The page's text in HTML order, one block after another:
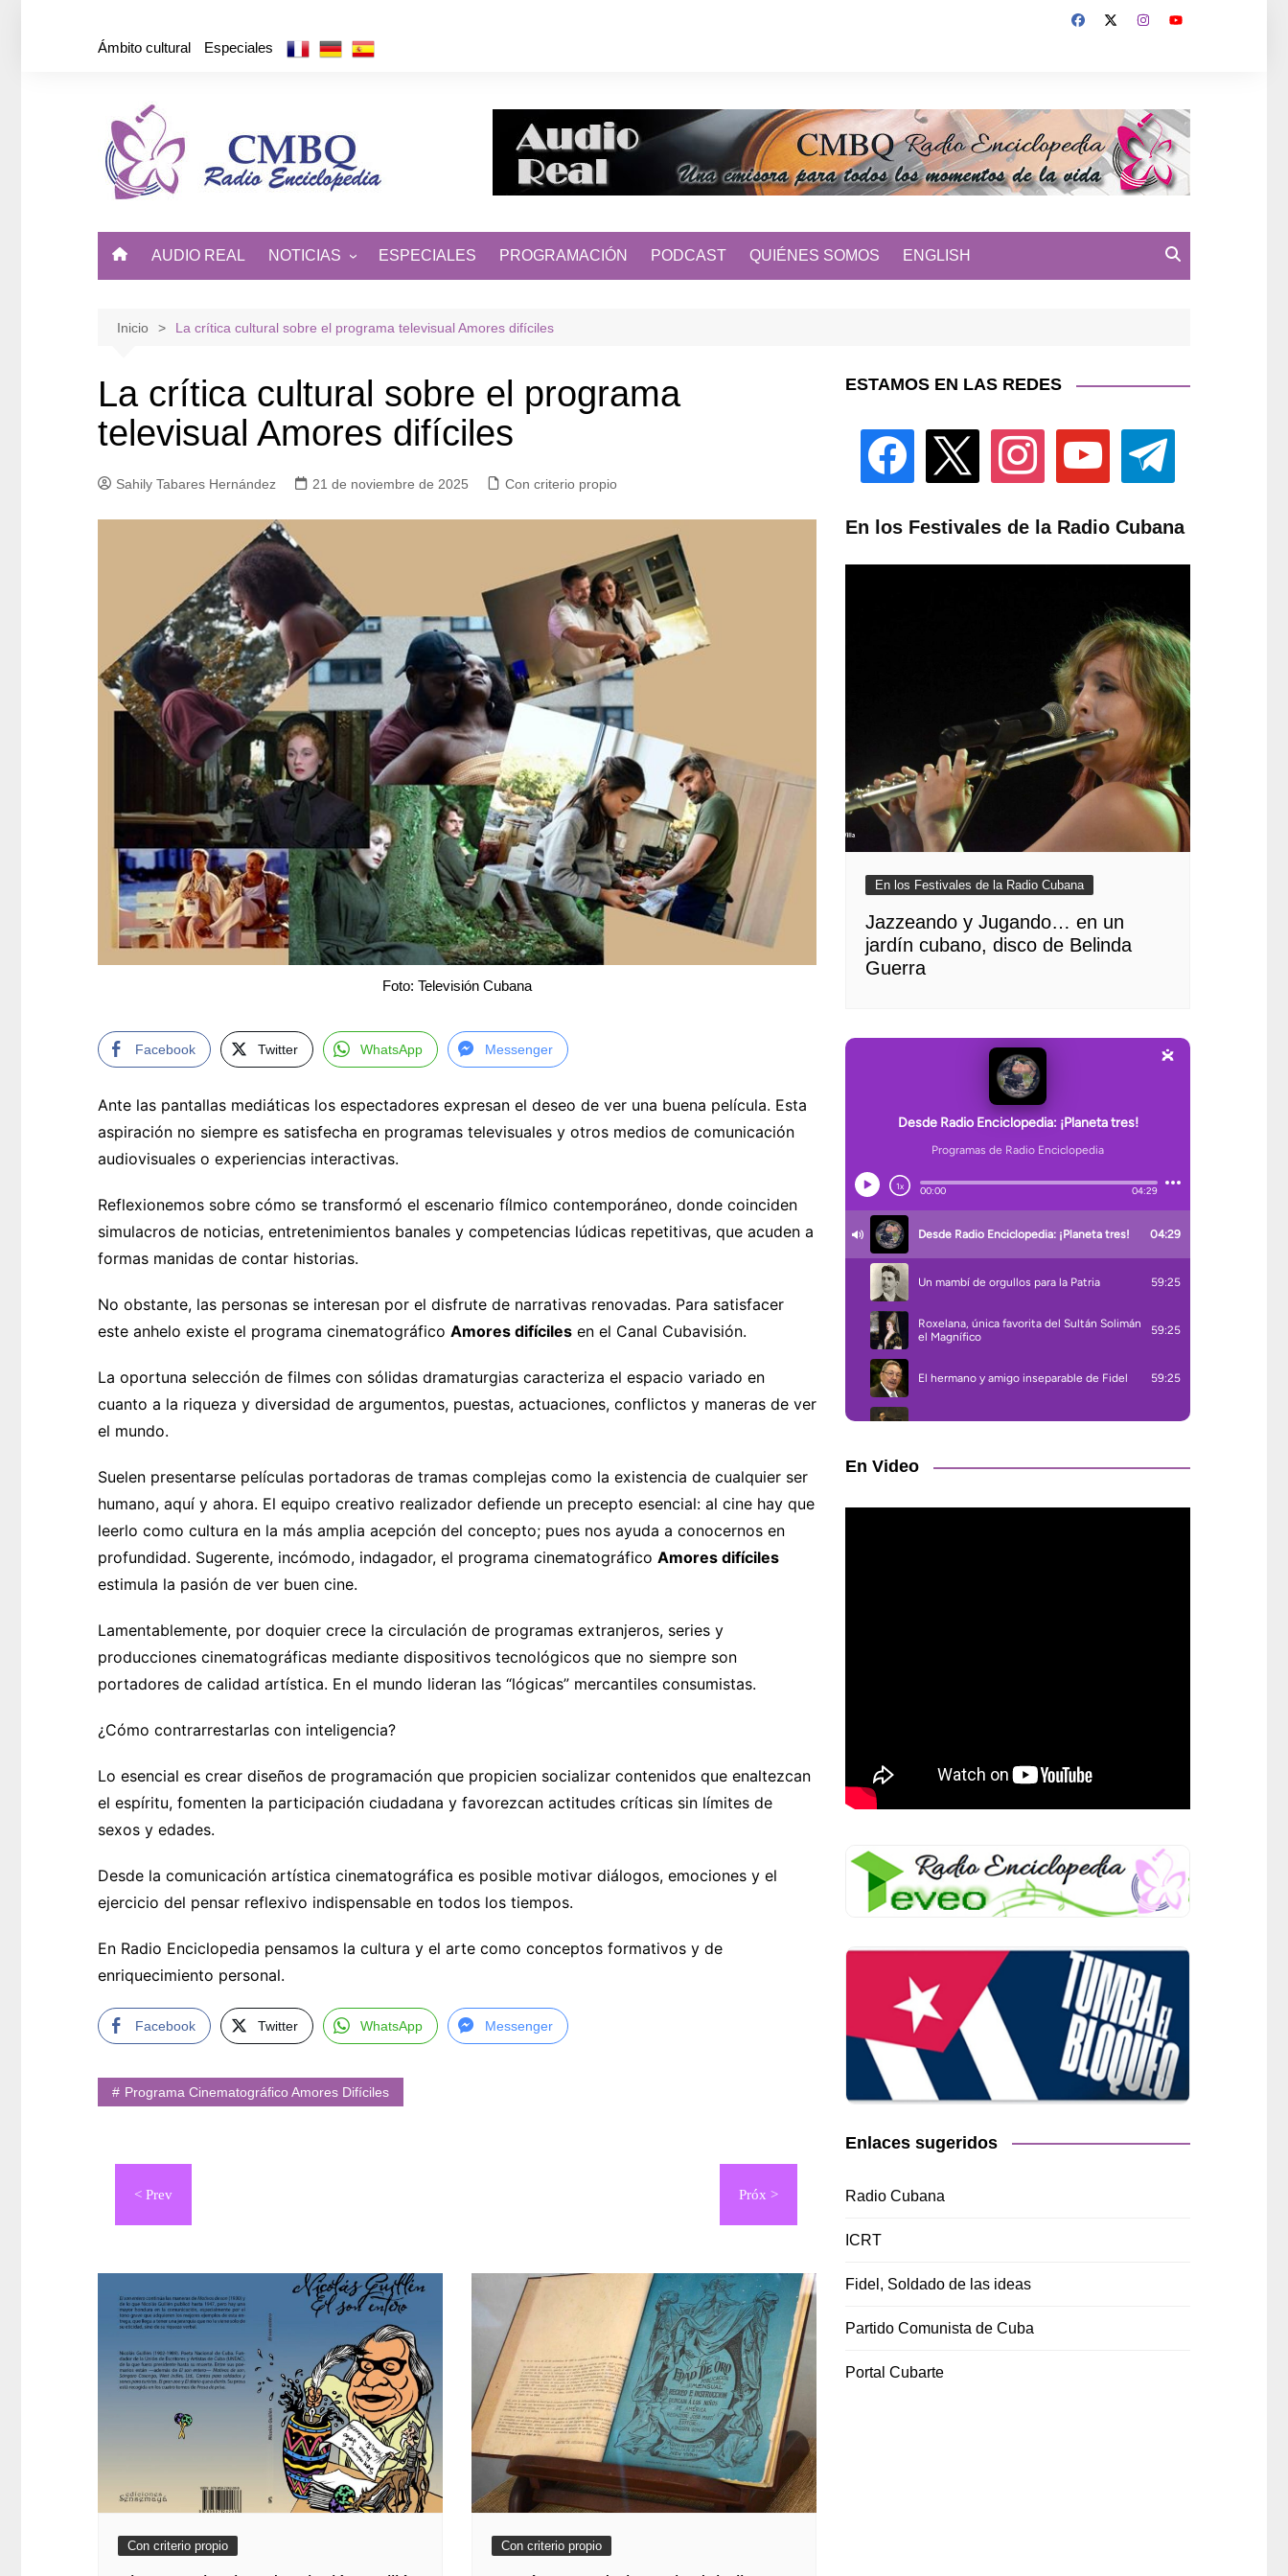
Ámbito cultural Especiales
AUDIO REAL NOTICIAS
DE CUBA Y EL MUNDO
ESPECIALES PROGRAMACIÓN PODCAST QUIÉNES SOMOS ENGLISH
Inicio La crítica cultural sobre el programa televisual Amores difíciles
La crítica cultural sobre el programa
televisual Amores difíciles
Sahily Tabares Hernández 21 de noviembre de 2025 Con criterio propio
Foto: Televisión Cubana
Facebook Twitter WhatsApp Messenger
Ante las pantallas mediáticas los espectadores expresan el deseo de ver una buena película. Esta
aspiración no siempre es satisfecha en programas televisuales y otros medios de comunicación
audiovisuales o experiencias interactivas.
Reflexionemos sobre cómo se transformó el escenario fílmico contemporáneo, donde coinciden
simulacros de noticias, entretenimientos banales y competencias lúdicas repetitivas, que acuden a
formas manidas de contar historias.
No obstante, las personas se interesan por el disfrute de narrativas renovadas. Para satisfacer
este anhelo existe el programa cinematográfico Amores difíciles en el Canal Cubavisión.
La oportuna selección de filmes con sólidas dramaturgias caracteriza el espacio variado en
cuanto a la riqueza y diversidad de argumentos, puestas, actuaciones, conflictos y maneras de ver
el mundo.
Suelen presentarse películas portadoras de tramas complejas como la existencia de cualquier ser
humano, aquí y ahora. El equipo creativo realizador defiende un precepto esencial: al cine hay que
leerlo como cultura en la más amplia acepción del concepto; pues nos ayuda a conocernos en
profundidad. Sugerente, incómodo, indagador, el programa cinematográfico Amores difíciles
estimula la pasión de ver buen cine.
Lamentablemente, por doquier crece la circulación de programas extranjeros, series y
producciones cinematográficas mediante dispositivos tecnológicos que no siempre son
portadores de calidad artística. En el mundo lideran las “lógicas” mercantiles consumistas.
¿Cómo contrarrestarlas con inteligencia?
Lo esencial es crear diseños de programación que propicien socializar contenidos que enaltezcan
el espíritu, fomenten la participación ciudadana y favorezcan actitudes críticas sin límites de
sexos y edades.
Desde la comunicación artística cinematográfica es posible motivar diálogos, emociones y el
ejercicio del pensar reflexivo indispensable en todos los tiempos.
En Radio Enciclopedia pensamos la cultura y el arte como conceptos formativos y de
enriquecimiento personal.
Facebook Twitter WhatsApp Messenger
Programa Cinematográfico Amores Difíciles
Navegación
Con criterio propio Con criterio propio
ESTAMOS EN LAS REDES
facebook instagram youtube telegram
En los Festivales de la Radio Cubana
En los Festivales de la Radio Cubana
Jazzeando y Jugando… en un
jardín cubano, disco de Belinda
Guerra
En Video
Enlaces sugeridos
Radio Cubana
ICRT
Fidel, Soldado de las ideas
Partido Comunista de Cuba
Portal Cubarte